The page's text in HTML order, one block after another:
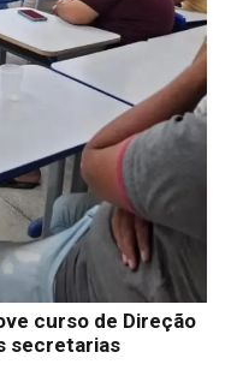
curso de Direção
secretarias